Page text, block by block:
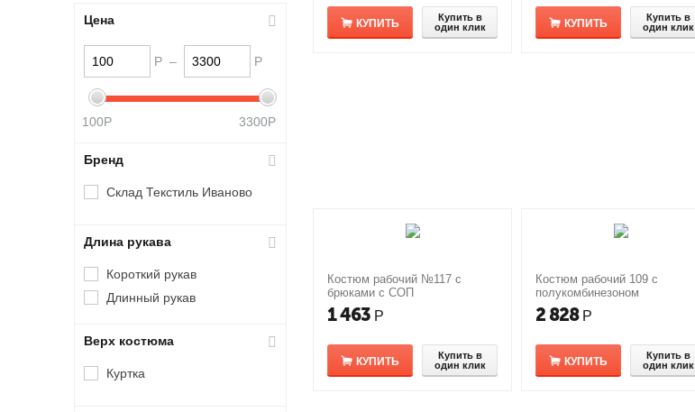
КУПИТЬ
Купить в
один клик
КУПИТЬ
Купить в
один клик
Костюм рабочий №117 с
брюками с СОП
1 463 Р
КУПИТЬ
Купить в
один клик
Костюм рабочий 109 с
полукомбинезоном
2 828 Р
КУПИТЬ
Купить в
один клик
Цена
Р – Р
100Р 3300Р
Бренд
Склад Текстиль Иваново
Длина рукава
Короткий рукав
Длинный рукав
Верх костюма
Куртка